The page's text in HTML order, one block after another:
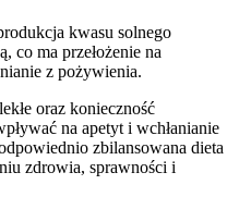
kwasu solnego
co ma przełożenie na
z pożywienia.
oraz konieczność
na apetyt i wchłanianie
zbilansowana dieta
zdrowia, sprawności i